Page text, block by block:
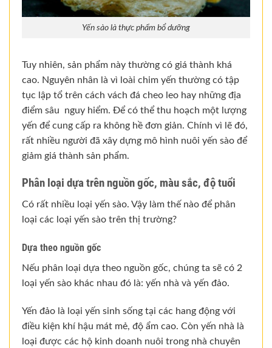
Yến sào là thực phẩm bổ dưỡng
Tuy nhiên, sản phẩm này thường có giá thành khá
cao. Nguyên nhân là vì loài chim yến thường có tập
tục lập tổ trên cách vách đá cheo leo hay những địa
điểm sâu nguy hiểm. Để có thể thu hoạch một lượng
yến để cung cấp ra không hề đơn giản. Chính vì lẽ đó,
rất nhiều người đã xây dựng mô hình nuôi yến sào để
giảm giá thành sản phẩm.
Phân loại dựa trên nguồn gốc, màu sắc, độ tuổi
Có rất nhiều loại yến sào. Vậy làm thế nào để phân
loại các loại yến sào trên thị trường?
Dựa theo nguồn gốc
Nếu phân loại dựa theo nguồn gốc, chúng ta sẽ có 2
loại yến sào khác nhau đó là: yến nhà và yến đảo.
Yến đảo là loại yến sinh sống tại các hang động với
điều kiện khí hậu mát mẻ, độ ẩm cao. Còn yến nhà là
loại được các hộ kinh doanh nuôi trong nhà chuyên